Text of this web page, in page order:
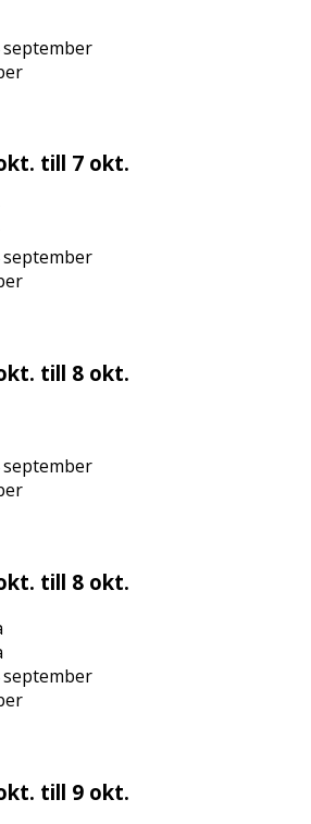
september
till 7 okt.
september
till 8 okt.
september
till 8 okt.
september
till 9 okt.